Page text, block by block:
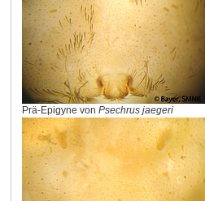
Prä-Epigyne von Psechrus jaegeri